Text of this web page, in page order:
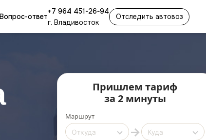
Вопрос-ответ
+7 964 451-26-94
г. Владивосток
Отследить автовоз
Пришлем тариф
за 2 минуты
Маршрут
→